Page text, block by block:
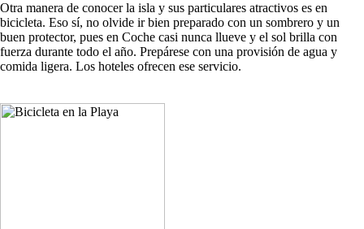
Otra manera de conocer la isla y sus particulares atractivos es en
bicicleta. Eso sí, no olvide ir bien preparado con un sombrero y un
buen protector, pues en Coche casi nunca llueve y el sol brilla con
fuerza durante todo el año. Prepárese con una provisión de agua y
comida ligera. Los hoteles ofrecen ese servicio.